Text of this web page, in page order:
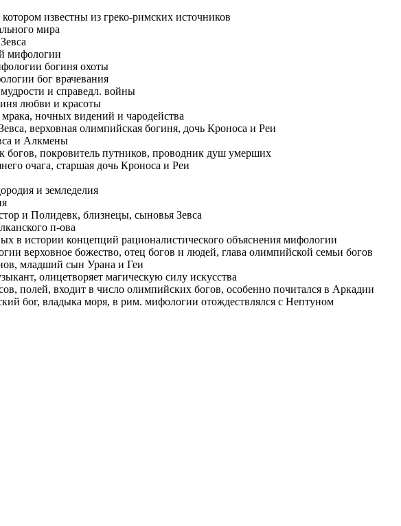
известны из греко-римских источников
мира
мифологии
богиня охоты
бог врачевания
и справедл. войны
любви и красоты
ночных видений и чародейства
верховная олимпийская богиня, дочь Кроноса и Реи
и Алкмены
богов, покровитель путников, проводник душ умерших
очага, старшая дочь Кроноса и Реи
и земледелия
и Полидевк, близнецы, сыновья Зевса
п-ова
в истории концепций рационалистического объяснения мифологии
верховное божество, отец богов и людей, глава олимпийской семьи богов
младший сын Урана и Геи
олицетворяет магическую силу искусства
полей, входит в число олимпийских богов, особенно почитался в Аркадии
бог, владыка моря, в рим. мифологии отождествлялся с Нептуном